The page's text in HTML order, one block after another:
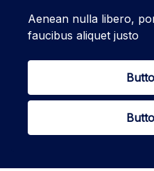
Aenean nulla libero,
faucibus aliquet justo